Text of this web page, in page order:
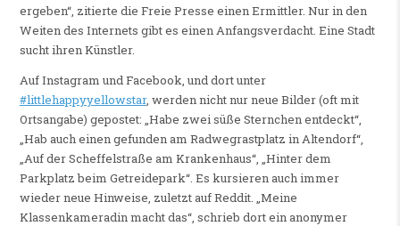
ergeben“, zitierte die Freie Presse einen Ermittler. Nur in den
Weiten des Internets gibt es einen Anfangsverdacht. Eine Stadt
sucht ihren Künstler.
Auf Instagram und Facebook, und dort unter
#littlehappyyellowstar, werden nicht nur neue Bilder (oft mit
Ortsangabe) gepostet: „Habe zwei süße Sternchen entdeckt“,
„Hab auch einen gefunden am Radwegrastplatz in Altendorf“,
„Auf der Scheffelstraße am Krankenhaus“, „Hinter dem
Parkplatz beim Getreidepark“. Es kursieren auch immer
wieder neue Hinweise, zuletzt auf Reddit. „Meine
Klassenkameradin macht das“, schrieb dort ein anonymer